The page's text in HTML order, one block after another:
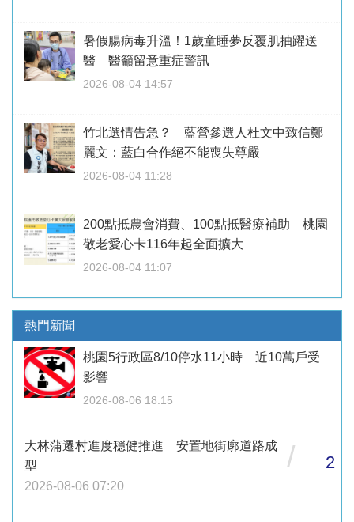
暑假腸病毒升溫！1歲童睡夢反覆肌抽躍送
醫 醫籲留意重症警訊
2026-08-04 14:57
竹北選情告急？ 藍營參選人杜文中致信鄭
麗文：藍白合作絕不能喪失尊嚴
2026-08-04 11:28
200點抵農會消費、100點抵醫療補助 桃園
敬老愛心卡116年起全面擴大
2026-08-04 11:07
熱門新聞
桃園5行政區8/10停水11小時 近10萬戶受
影響
2026-08-06 18:15
大林蒲遷村進度穩健推進 安置地街廓道路成
型
2026-08-06 07:20
/ 2